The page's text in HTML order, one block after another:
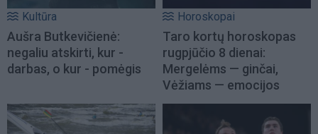
Kultūra
Aušra Butkevičienė:
negaliu atskirti, kur -
darbas, o kur - pomėgis
Horoskopai
Taro kortų horoskopas
rugpjūčio 8 dienai:
Mergelėms — ginčai,
Vėžiams — emocijos